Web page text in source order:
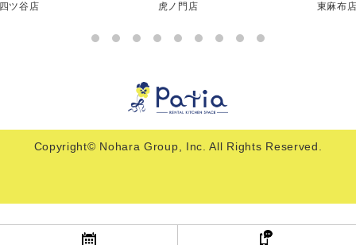
ツ谷店 虎ノ門店 東麻布
Copyright© Nohara Group, Inc. All Rights Reserved.